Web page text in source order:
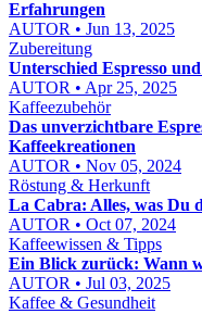
Erfahrungen
AUTOR • Jun 13, 2025
Zubereitung
Unterschied Espresso
AUTOR • Apr 25, 2025
Kaffeezubehör
Das unverzichtbare
Kaffeekreationen
AUTOR • Nov 05, 2024
Röstung & Herkunft
La Cabra: Alles, was Du
AUTOR • Oct 07, 2024
Kaffeewissen & Tipps
Ein Blick zurück: Wann
AUTOR • Jul 03, 2025
Kaffee & Gesundheit